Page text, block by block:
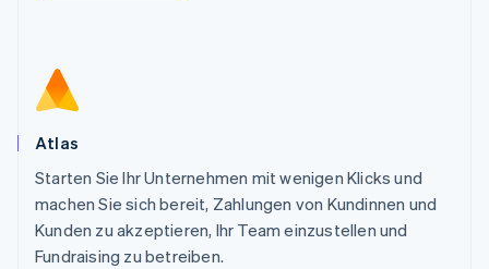
Atlas
Starten Sie Ihr Unternehmen mit wenigen Klicks und
machen Sie sich bereit, Zahlungen von Kundinnen und
Kunden zu akzeptieren, Ihr Team einzustellen und
Fundraising zu betreiben.
English
Schweden
Svenska
Deutsch FrançaisItalianoEnglish
Singapur
English简体中文
Slowakei